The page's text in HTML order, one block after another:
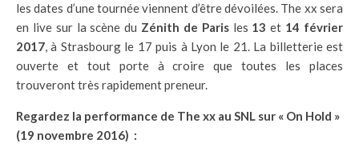
les dates d’une tournée viennent d’être dévoilées. The xx sera
en live sur la scène du Zénith de Parisles 13 et 14 février
2017, à Strasbourg le 17 puis à Lyon le 21. La billetterie est
ouverte et tout porte à croire que toutes les places
trouveront très rapidement preneur.
Regardez la performance de The xx au SNL sur « On Hold »
(19 novembre 2016) :